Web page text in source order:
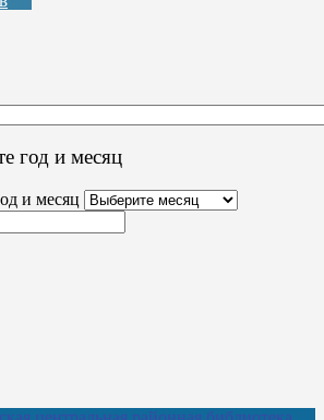
год и месяц
и месяц